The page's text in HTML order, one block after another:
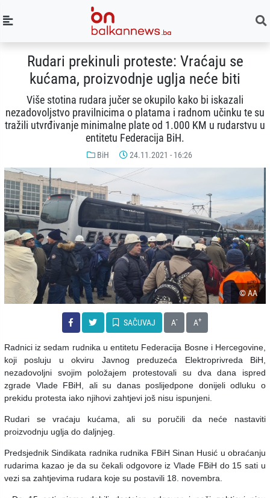
Rudari prekinuli proteste: Vraćaju se
kućama, proizvodnje uglja neće biti
Više stotina rudara jučer se okupilo kako bi iskazali
nezadovoljstvo pravilnicima o platama i radnom učinku te su
tražili utvrđivanje minimalne plate od 1.000 KM u rudarstvu u
entitetu Federacija BiH.
BiH 24.11.2021 - 16:26
© AA
SAČUVAJ A- A+
Radnici iz sedam rudnika u entitetu Federacija Bosne i Hercegovine,
koji posluju u okviru Javnog preduzeća Elektroprivreda BiH,
nezadovoljni svojim položajem protestovali su dva dana ispred
zgrade Vlade FBiH, ali su danas poslijedpone donijeli odluku o
prekidu protesta iako njihovi zahtjevi još nisu ispunjeni.
Rudari se vraćaju kućama, ali su poručili da neće nastaviti
proizvodnju uglja do daljnjeg.
Predsjednik Sindikata radnika rudnika FBiH Sinan Husić u obraćanju
rudarima kazao je da su čekali odgovore iz Vlade FBiH do 15 sati u
vezi sa zahtjevima rudara koje su postavili 18. novembra.